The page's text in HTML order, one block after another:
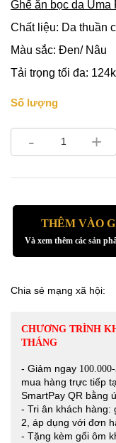
Ghế ăn bọc da Uma
Chất liệu: Da thuần
Màu sắc: Đen/ Nâu
Tải trọng tối đa:
Số lượng
- +
THÊM VÀO
Và xem thêm các sản
Chia sẻ mạng xã hội:
CHƯƠNG TRÌNH
THÁNG
- Giảm ngay
mua hàng trực tiếp
SmartPay QR bằng
- Tri ân khách hàng:
2, áp dụng với đơn
- Tặng kèm gối ôm